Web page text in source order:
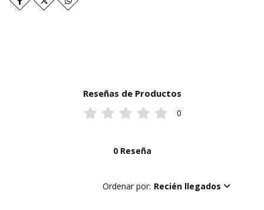
Reseñas de Productos
0
0 Reseña
Ordenar por: Recién llegados